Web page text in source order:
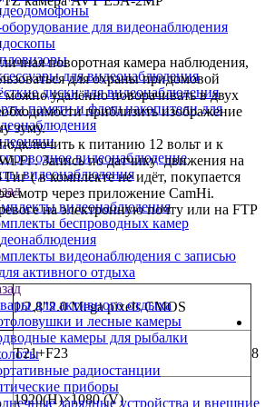
для видеонаблюдения
для видеонаблюдения
диски для видеонаблюдения
памяти и флеш накопители для
видеонаблюдение
видеонаблюдения
видеонаблюдения
беспроводных камер
видеонаблюдения с записью
активного отдыха
для активного отдыха
и лесные камеры
камеры для рыбалки
радиостанции
приборы
зарядные устройства и внешние
поворотная камера наблюдения,
для охраны придомовой
удалённо поворачивать в двух
приблизить изображение
зуму.
к питанию 12 вольт и к
Fi . Запись по датчику движения на
( в комплекте не идёт, покупается
через приложение CamHi.
на электронную почту или на FTP
1/2.8"2.0 Mega pixels CMOS
T21+F23
1920(H)×1080 (V)
8